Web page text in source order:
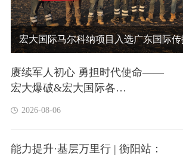
宏大国际马尔科纳项目入选广东国际
案例
赓续军人初心 勇担时代使命——
宏大爆破&宏大国际各…
2026-08-06
能力提升·基层万里行 | 衡阳站：